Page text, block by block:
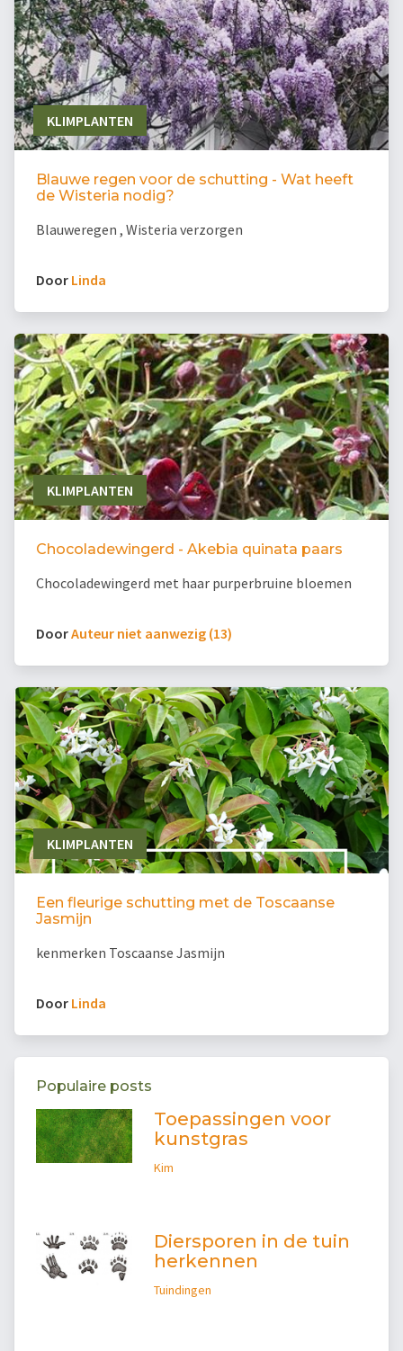
KLIMPLANTEN
Blauwe regen voor de schutting - Wat heeft
de Wisteria nodig?
Blauweregen , Wisteria verzorgen
Door Linda
KLIMPLANTEN
Chocoladewingerd - Akebia quinata paars
Chocoladewingerd met haar purperbruine bloemen
DoorAuteur niet aanwezig (13)
KLIMPLANTEN
Een fleurige schutting met de Toscaanse
Jasmijn
kenmerken Toscaanse Jasmijn
Door Linda
Populaire posts
Toepassingen voor
kunstgras
Kim
Diersporen in de tuin
herkennen
Tuindingen